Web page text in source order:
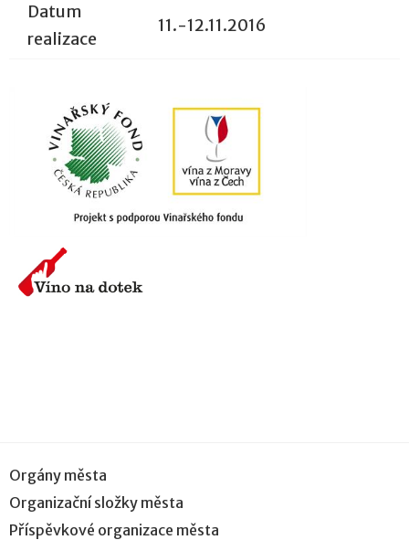
Datum
realizace
11.-12.11.2016
Orgány města
Organizační složky města
Příspěvkové organizace města